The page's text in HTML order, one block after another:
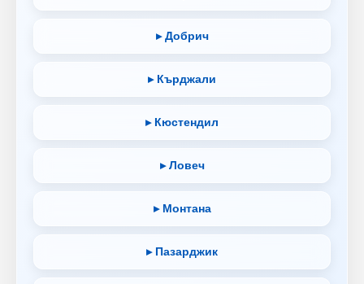
▸ Добрич
▸ Кърджали
▸ Кюстендил
▸ Ловеч
▸ Монтана
▸ Пазарджик